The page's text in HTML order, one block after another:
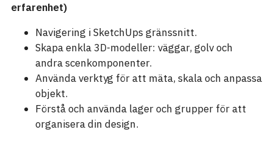
erfarenhet)
Navigering i SketchUps gränssnitt.
Skapa enkla 3D-modeller: väggar, golv och
andra scenkomponenter.
Använda verktyg för att mäta, skala och anpassa
objekt.
Förstå och använda lager och grupper för att
organisera din design.